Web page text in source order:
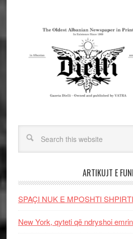
ARTIKUJT E
SPAÇI NUK E MPOSHTI
New York, qyteti që ndryshoi